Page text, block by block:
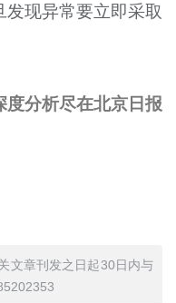
现异常要立即采取
度分析尽在北京日报
文章刊发之日起30日内与